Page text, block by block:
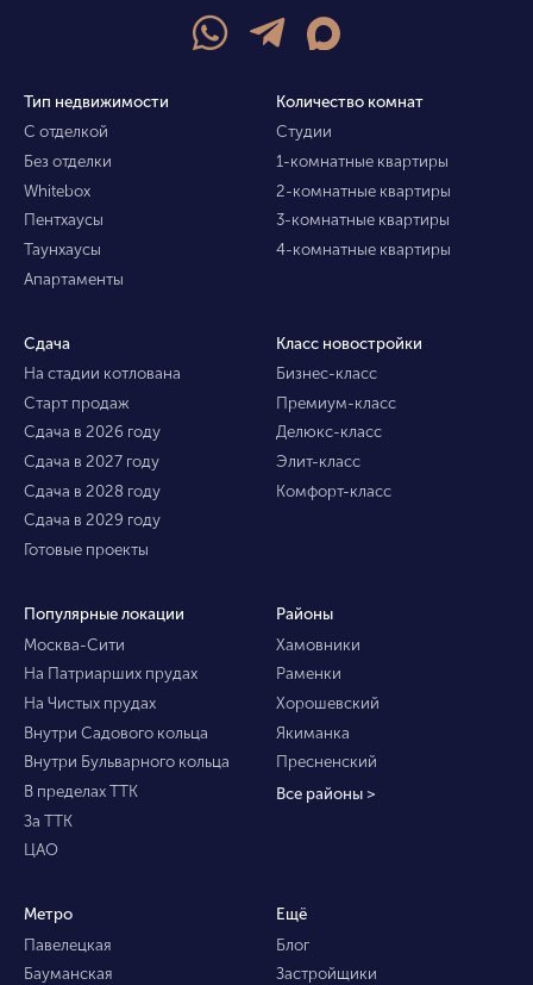
Тип недвижимости
С отделкой
Без отделки
Whitebox
Пентхаусы
Таунхаусы
Апартаменты
Количество комнат
Студии
1-комнатные квартиры
2-комнатные квартиры
3-комнатные квартиры
4-комнатные квартиры
Сдача
На стадии котлована
Старт продаж
Сдача в 2026 году
Сдача в 2027 году
Сдача в 2028 году
Сдача в 2029 году
Готовые проекты
Класс новостройки
Бизнес-класс
Премиум-класс
Делюкс-класс
Элит-класс
Комфорт-класс
Популярные локации
Москва-Сити
На Патриарших прудах
На Чистых прудах
Внутри Садового кольца
Внутри Бульварного кольца
В пределах ТТК
За ТТК
ЦАО
Районы
Хамовники
Раменки
Хорошевский
Якиманка
Пресненский
Все районы >
Метро
Павелецкая
Бауманская
Ещё
Блог
Застройщики